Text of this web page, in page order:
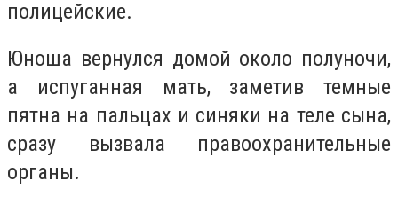
полицейские.
Юноша вернулся домой около полуночи,
а испуганная мать, заметив темные
пятна на пальцах и синяки на теле сына,
сразу вызвала правоохранительные
органы.